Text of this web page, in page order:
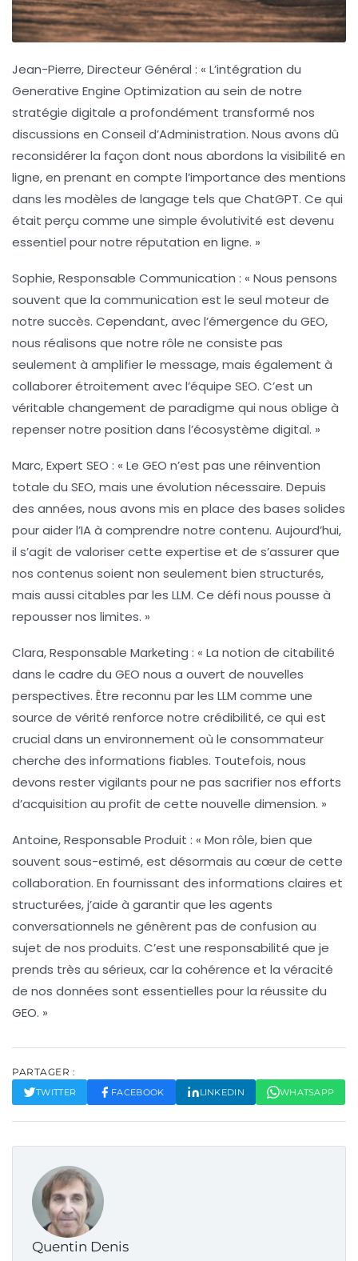
Jean-Pierre, Directeur Général : « L’intégration du
Generative Engine Optimization au sein de notre
stratégie digitale a profondément transformé nos
discussions en Conseil d’Administration. Nous avons dû
reconsidérer la façon dont nous abordons la visibilité en
ligne, en prenant en compte l’importance des mentions
dans les modèles de langage tels que ChatGPT. Ce qui
était perçu comme une simple évolutivité est devenu
essentiel pour notre réputation en ligne. »
Sophie, Responsable Communication : « Nous pensons
souvent que la communication est le seul moteur de
notre succès. Cependant, avec l’émergence du GEO,
nous réalisons que notre rôle ne consiste pas
seulement à amplifier le message, mais également à
collaborer étroitement avec l’équipe SEO. C’est un
véritable changement de paradigme qui nous oblige à
repenser notre position dans l’écosystème digital. »
Marc, Expert SEO : « Le GEO n’est pas une réinvention
totale du SEO, mais une évolution nécessaire. Depuis
des années, nous avons mis en place des bases solides
pour aider l’IA à comprendre notre contenu. Aujourd’hui,
il s’agit de valoriser cette expertise et de s’assurer que
nos contenus soient non seulement bien structurés,
mais aussi citables par les LLM. Ce défi nous pousse à
repousser nos limites. »
Clara, Responsable Marketing : « La notion de citabilité
dans le cadre du GEO nous a ouvert de nouvelles
perspectives. Être reconnu par les LLM comme une
source de vérité renforce notre crédibilité, ce qui est
crucial dans un environnement où le consommateur
cherche des informations fiables. Toutefois, nous
devons rester vigilants pour ne pas sacrifier nos efforts
d’acquisition au profit de cette nouvelle dimension. »
Antoine, Responsable Produit : « Mon rôle, bien que
souvent sous-estimé, est désormais au cœur de cette
collaboration. En fournissant des informations claires et
structurées, j’aide à garantir que les agents
conversationnels ne génèrent pas de confusion au
sujet de nos produits. C’est une responsabilité que je
prends très au sérieux, car la cohérence et la véracité
de nos données sont essentielles pour la réussite du
GEO. »
PARTAGER :
TWITTER FACEBOOK LINKEDIN WHATSAPP
Quentin Denis